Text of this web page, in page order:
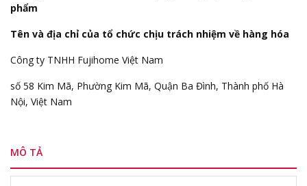
phẩm
Tên và địa chỉ của tổ chức chịu trách nhiệm về hàng hóa
Công ty TNHH Fujihome Việt Nam
số 58 Kim Mã, Phường Kim Mã, Quận Ba Đình, Thành phố Hà
Nội, Việt Nam
MÔ TẢ